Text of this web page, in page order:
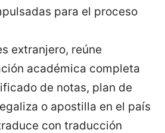
para el proceso
extranjero, reúne
académica completa
de notas, plan de
o apostilla en el país
con traducción